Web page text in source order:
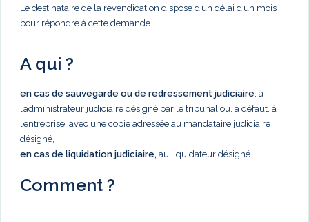
Le destinataire de la revendication dispose d’un délai d’un mois
pour répondre à cette demande.
A qui ?
en cas de sauvegarde ou de redressement judiciaire , à
l’administrateur judiciaire désigné par le tribunal ou, à défaut, à
l’entreprise, avec une copie adressée au mandataire judiciaire
désigné,
en cas de liquidation judiciaire, au liquidateur désigné.
Comment ?